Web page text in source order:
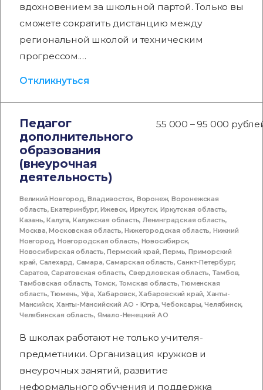
вдохновением за школьной партой. Только вы
сможете сократить дистанцию между
региональной школой и техническим
прогрессом.…
Откликнуться
Педагог
дополнительного
образования
(внеурочная
деятельность)
55 000 – 95 000
Великий Новгород,Владивосток, Воронеж,Воронежская
область,Екатеринбург,Ижевск, Иркутск,Иркутская область,
Казань,Калуга, Калужская область,Ленинградская область,
Москва,Московская область,Нижегородская область, Нижний
Новгород,Новгородская область, Новосибирск,
Новосибирская область,Пермский край,Пермь,Приморский
край, Салехард, Самара,Самарская область,Санкт-Петербург,
Саратов,Саратовская область,Свердловская область, Тамбов,
Тамбовская область,Томск, Томская область,Тюменская
область,Тюмень, Уфа, Хабаровск,Хабаровский край, Ханты-
Мансийск,Ханты-Мансийский АО - Югра,Чебоксары,Челябинск,
Челябинская область, Ямало-Ненецкий АО
В школах работают не только учителя-
предметники. Организация кружков и
внеурочных занятий, развитие
неформального обучения и поддержка